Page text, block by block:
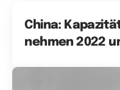
China:
nehmen 2022